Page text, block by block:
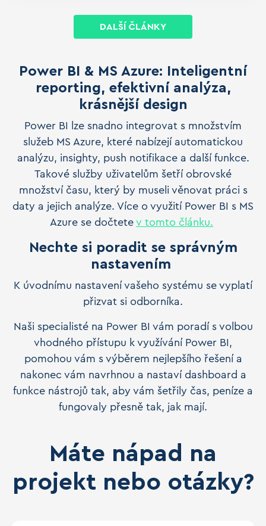
DALŠÍ ČLÁNKY
Power BI & MS Azure: Inteligentní
reporting, efektivní analýza,
krásnější design
Power BI lze snadno integrovat s množstvím
služeb MS Azure, které nabízejí automatickou
analýzu, insighty, push notifikace a další funkce.
Takové služby uživatelům šetří obrovské
množství času, který by museli věnovat práci s
daty a jejich analýze. Více o využití Power BI s MS
Azure se dočtete v tomto článku.
Nechte si poradit se správným
nastavením
K úvodnímu nastavení vašeho systému se vyplatí
přizvat si odborníka.
Naši specialisté na Power BI vám poradí s volbou
vhodného přístupu k využívání Power BI,
pomohou vám s výběrem nejlepšího řešení a
nakonec vám navrhnou a nastaví dashboard a
funkce nástrojů tak, aby vám šetřily čas, peníze a
fungovaly přesně tak, jak mají.
Máte nápad na
projekt nebo otázky?